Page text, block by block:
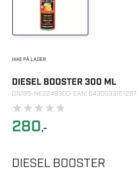
IKKE PÅ LAGER
DIESEL BOOSTER 300 ML
ON165-NE2249300· EAN: 6430033151297
★★★★★
280,-
DIESEL BOOSTER